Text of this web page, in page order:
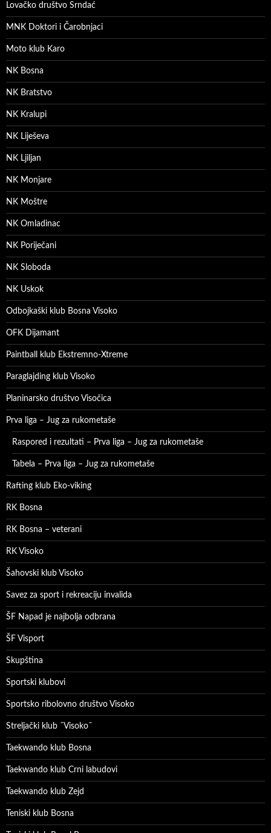
Lovačko društvo Srndać
MNK Doktori i Čarobnjaci
Moto klub Karo
NK Bosna
NK Bratstvo
NK Kralupi
NK Liješeva
NK Ljiljan
NK Monjare
NK Moštre
NK Omladinac
NK Poriječani
NK Sloboda
NK Uskok
Odbojkaški klub Bosna Visoko
OFK Dijamant
Paintball klub Ekstremno-Xtreme
Paraglajding klub Visoko
Planinarsko društvo Visočica
Prva liga – Jug za rukometaše
Raspored i rezultati – Prva liga – Jug za rukometaše
Tabela – Prva liga – Jug za rukometaše
Rafting klub Eko-viking
RK Bosna
RK Bosna – veterani
RK Visoko
Šahovski klub Visoko
Savez za sport i rekreaciju invalida
ŠF Napad je najbolja odbrana
ŠF Visport
Skupština
Sportski klubovi
Sportsko ribolovno društvo Visoko
Streljački klub ˝Visoko˝
Taekwando klub Bosna
Taekwando klub Crni labudovi
Taekwando klub Zejd
Teniski klub Bosna